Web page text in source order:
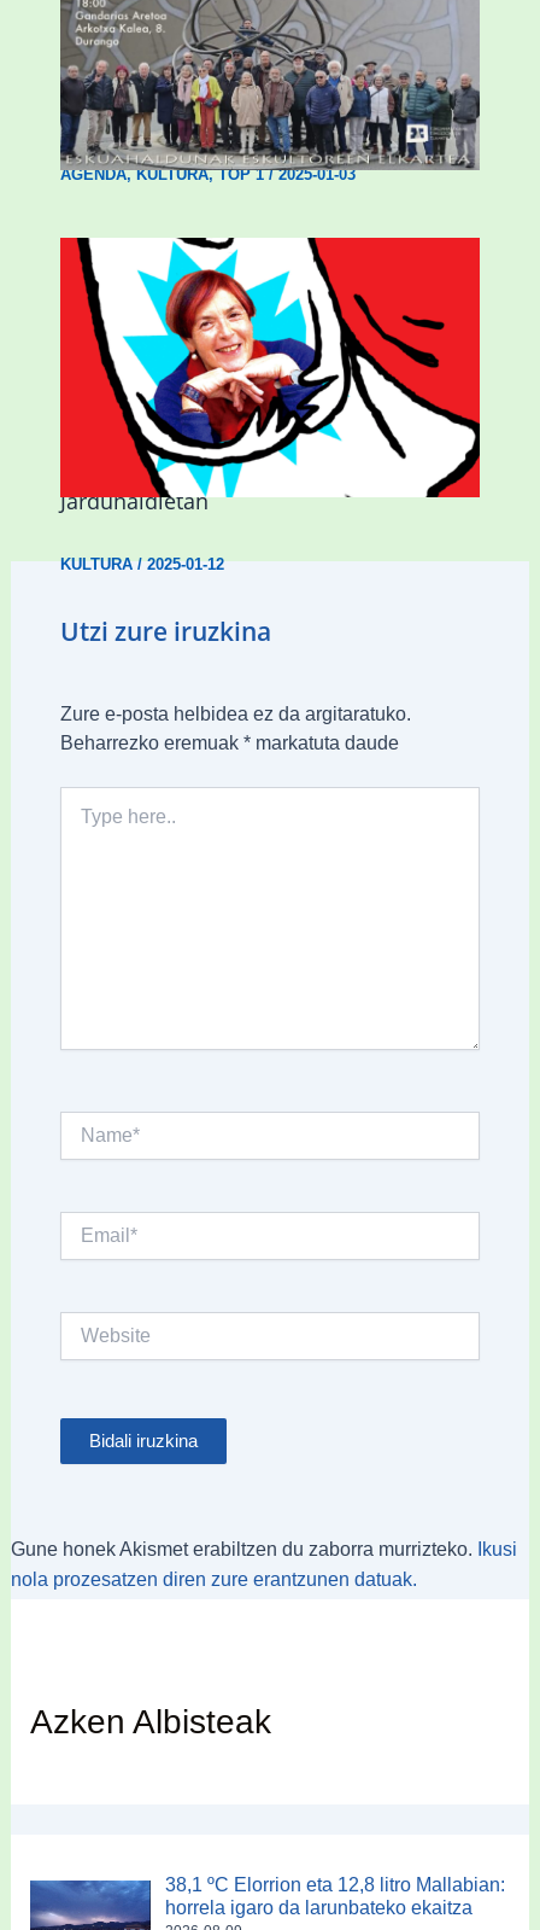
Durangok Jose Zugazti eta Juan Chillida
eskultoreak omenduko ditu bihar
AGENDA,KULTURA,TOP 1/2025-01-03
Mariasun Landaren literatur ondarea
aitortuko dute Iurretako Esker Oneko
Jardunaldietan
KULTURA/2025-01-12
Utzi zure iruzkina
Zure e-posta helbidea ez da argitaratuko.
Beharrezko eremuak *markatuta daude
here..
Gune honek Akismet erabiltzen du zaborra murrizteko.
Ikusi
nola prozesatzen diren zure erantzunen datuak.
Azken Albisteak
38,1 ºC Elorrion eta 12,8 litro Mallabian:
horrela igaro da larunbateko ekaitza